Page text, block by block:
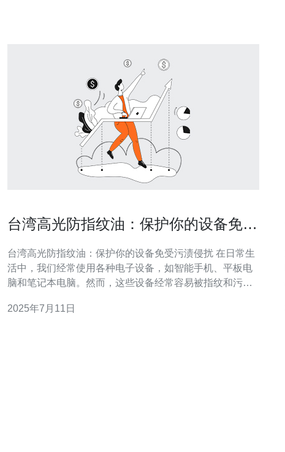
台湾高光防指纹油：保护你的设备免受
台湾高光防指纹油：保护你的设备免受污渍侵扰 在日常生
活中，我们经常使用各种电子设备，如智能手机、平板电
脑和笔记本电脑。然而，这些设备经常容易被指纹和污渍
光防指纹油应运而生。 台湾高光防指纹油是一种专门设计
2025年7月11日